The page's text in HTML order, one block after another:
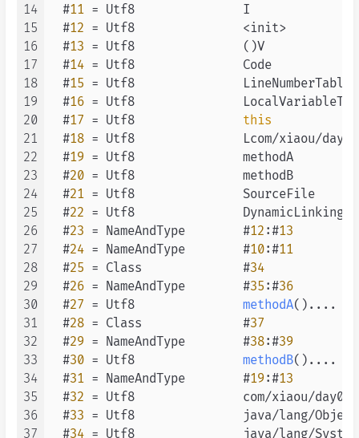
14
15
16
17
18
19
20
21
22
23
24
25
26
27
28
29
30
31
32
33
34
35
36
37
  #
11 = Utf8               I
  #
12 = Utf8               <init>
  #
13 = Utf8               ()V
  #
14 = Utf8               Code
  #
15 = Utf8               LineNumberTable
  #
16 = Utf8
  #
17 = Utf8 this
  #
18 = Utf8               Lcom/xiaou/day02/
  #
19 = Utf8               methodA
  #
20 = Utf8               methodB
  #
21 = Utf8               SourceFile
  #
22 = Utf8
  #
23 = NameAndType        #12 :#13
  #
24 = NameAndType        #10:#11
  #
25 = Class              #34
  #
26 = NameAndType        #35 :#36
  #
27 = Utf8 methodA() ....
  #
28 = Class              #37
  #
29 = NameAndType        #38:#39
  #
30 = Utf8 methodB() ....
  #
31 = NameAndType        #19 :#13
  #
32 = Utf8               com/xiaou/day02/
  #
33 = Utf8               java/lang/Object
  #
34 = Utf8               java/lang/System